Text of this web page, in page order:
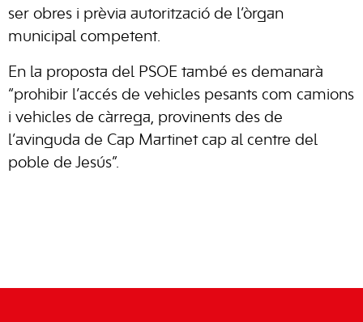
ser obres i prèvia autorització de l’òrgan
municipal competent.
En la proposta del PSOE també es demanarà
“prohibir l’accés de vehicles pesants com camions
i vehicles de càrrega, provinents des de
l’avinguda de Cap Martinet cap al centre del
poble de Jesús”.